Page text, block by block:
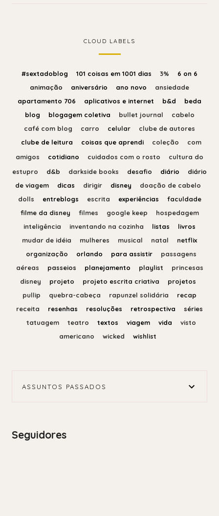
CLOUD LABELS
#sextadoblog 101 coisas em 1001 dias 3%
6 on 6
animação
aniversário ano novo
ansiedade
apartamento 706
aplicativos e internet b&d
beda
blog
blogagem coletiva bullet journal
cabelo
café com blog
carro celular
clube de autores
clube de leitura
coisas que aprendi coleção
com
amigos
cotidiano cuidados com o rosto
cultura do
estupro
d&b darkside books desafio diário
diário
de viagem
dicas dirigir disney
doação de cabelo
dolls
entreblogs escrita experiências
faculdade
filme da disney
filmes google keep
hospedagem
inteligência
inventando na cozinha listas
livros
mudar de idéia
mulheres musical natal
netflix
organização
orlando para assistir
passagens
aéreas
passeios planejamento playlist
princesas
disney
projeto projeto escrita criativa
projetos
pullip
quebra-cabeça rapunzel solidária
recap
receita
resenhas resoluções retrospectiva
séries
tatuagem
teatro textos viagem vida
visto
americano
wicked wishlist
ASSUNTOS PASSADOS
Seguidores